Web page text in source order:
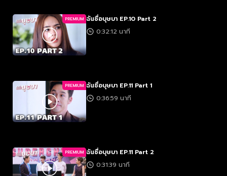
PREMIUM ฉันชื่อบุษบา EP.10 Part 2
0:32:12 นาที
PREMIUM ฉันชื่อบุษบา EP.11 Part 1
0:36:59 นาที
PREMIUM ฉันชื่อบุษบา EP.11 Part 2
0:31:39 นาที